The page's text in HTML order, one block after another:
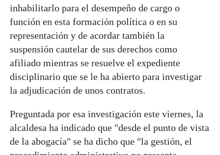
inhabilitarlo para el desempeño de cargo o
función en esta formación política o en su
representación y de acordar también la
suspensión cautelar de sus derechos como
afiliado mientras se resuelve el expediente
disciplinario que se le ha abierto para investigar
la adjudicación de unos contratos.
Preguntada por esa investigación este viernes, la
alcaldesa ha indicado que "desde el punto de vista
de la abogacía" se ha dicho que "la gestión, el